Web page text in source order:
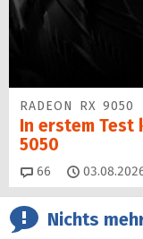
RADEON RX 9050
In erstem Test
5050
66 Kommentare
Nichts